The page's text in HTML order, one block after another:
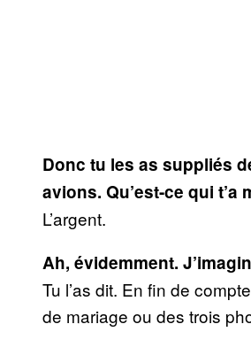
Donc tu les as suppliés
avions. Qu’est-ce qui t’a
L’argent.
Ah, évidemment.
Tu l’as dit. En fin de
de mariage ou des trois